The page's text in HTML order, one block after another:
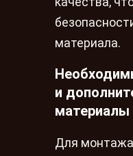
материала.
и
материалы
Для